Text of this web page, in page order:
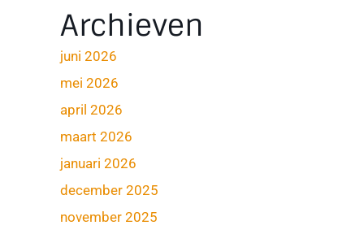
Archieven
juni 2026
mei 2026
april 2026
maart 2026
januari 2026
december 2025
november 2025